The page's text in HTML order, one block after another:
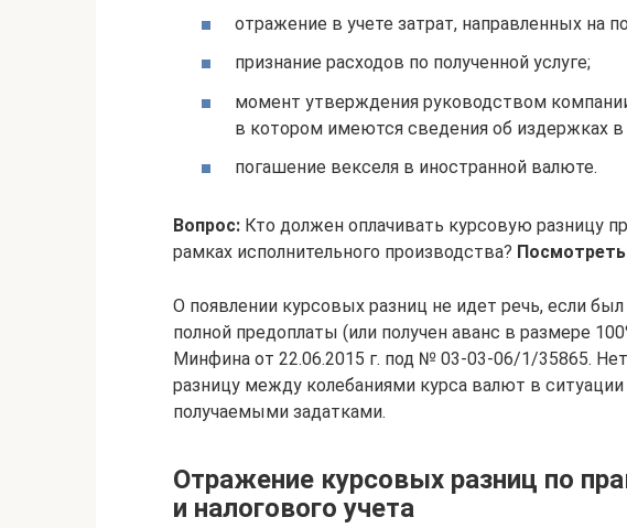
отражение в учете затрат, направленных на
признание расходов по полученной услуге;
момент утверждения руководством
в котором имеются сведения об издержках
погашение векселя в иностранной валюте.
Вопрос: Кто должен оплачивать курсовую разницу
рамках исполнительного производства?
О появлении курсовых разниц не идет речь, если
полной предоплаты (или получен аванс в размере
Минфина от 22.06.2015 г. под № 03-03-06/1/35865.
разницу между колебаниями курса валют в
получаемыми задатками.
Отражение курсовых разниц по
и налогового учета